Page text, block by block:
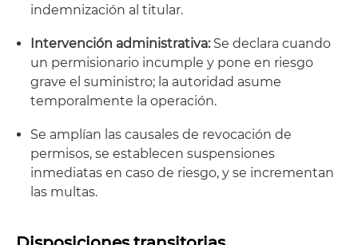
indemnización al titular.
Intervención administrativa:Se declara cuando
un permisionario incumple y pone en riesgo
grave el suministro; la autoridad asume
temporalmente la operación.
Se amplían las causales de revocación de
permisos, se establecen suspensiones
inmediatas en caso de riesgo, y se incrementan
las multas.